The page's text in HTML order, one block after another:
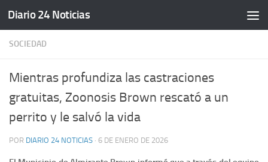
Saltar al contenido
Diario 24 Noticias
SOCIEDAD
Mientras profundiza las castraciones
gratuitas, Zoonosis Brown rescató a un
perrito y le salvó la vida
POR DIARIO 24 NOTICIAS · 6 DE ENERO DE 2026